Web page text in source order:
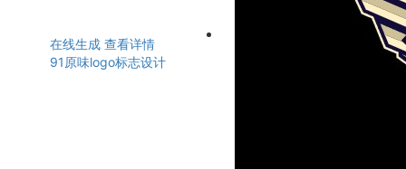
在线生成 查看详情
91原味logo标志设计